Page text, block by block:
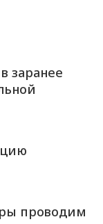
заранее
проводим